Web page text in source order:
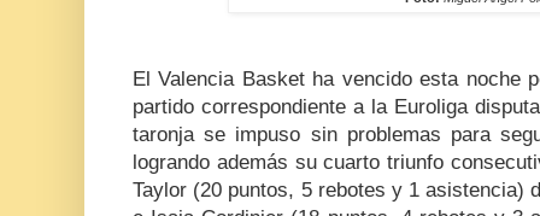
El Valencia Basket ha vencido esta noche
partido correspondiente a la Euroliga
taronja se impuso sin problemas para
logrando además su cuarto triunfo
Taylor (20 puntos, 5 rebotes y 1 asistencia)